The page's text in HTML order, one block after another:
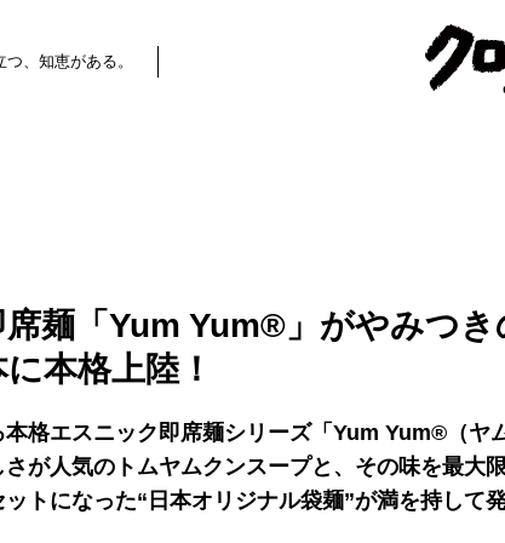
、知恵がある。
麺「Yum Yum®」がやみつ
本格上陸！
格エスニック即席麺シリーズ「Yum Yum®（ヤ
が人気のトムヤムクンスープと、その味を最大
トになった“日本オリジナル袋麺”が満を持して